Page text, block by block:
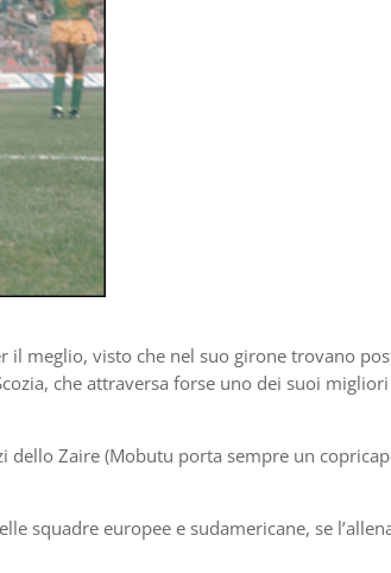
il meglio, visto che nel suo girone trovano
che attraversa forse uno dei suoi migliori
dello Zaire (Mobutu porta sempre un
squadre europee e sudamericane, se